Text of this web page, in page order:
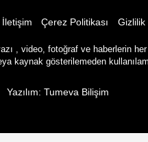
İletişim Çerez Politikası Gizlilik
, video, fotoğraf ve haberlerin her
kaynak gösterilemeden
Yazılım: Tumeva Bilişim